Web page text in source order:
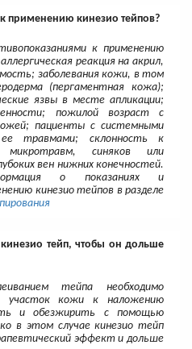
применению кинезио тейпов?
к применению
реакция на акрил,
заболевания кожи, в том
(пергаментная кожа);
язвы в месте апликации;
пожилой возраст с
пациенты с системными
травмами; склонность к
микротравм, синяков или
вен нижних конечностей.
о показаниях и
кинезио тейпов в разделе
тейп, чтобы он дольше
тейпа необходимо
участок кожи к наложению
и обезжирить с помощью
в этом случае кинезио тейп
эффект и дольше